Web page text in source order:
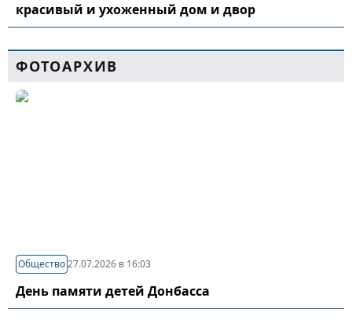
красивый и ухоженный дом и двор
ФОТОАРХИВ
Общество27.07.2026 в 16:03
День памяти детей Донбасса